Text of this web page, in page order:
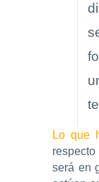
Lo que
será en